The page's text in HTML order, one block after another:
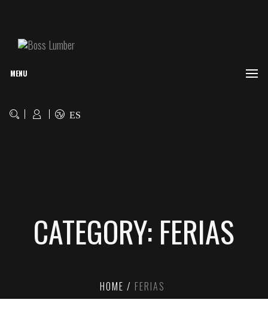
MENU
ES
CATEGORY: FERIAS
HOME FERIAS